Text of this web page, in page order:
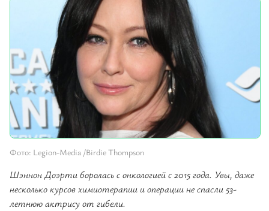
Фото: Legion-Media /Birdie Thompson
Шэннон Доэрти боролась с онкологией с 2015 года. Увы, даже
несколько курсов химиотерапии и операции не спасли 53-
летнюю актрису от гибели.